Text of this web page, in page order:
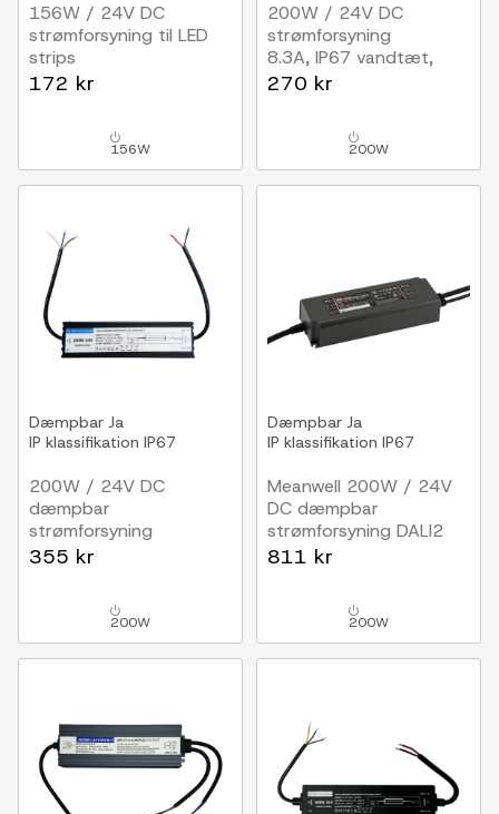
156W / 24V DC
strømforsyning til LED
strips
6.5A, IP44 vådrum
172 kr
156W
200W / 24V DC
strømforsyning
8.3A, IP67 vandtæt,
Flicker free
270 kr
200W
Dæmpbar Ja
IP klassifikation IP67
200W / 24V DC
dæmpbar
strømforsyning
8.33A, IP67, Triac
355 kr
200W
Dæmpbar Ja
IP klassifikation IP67
Meanwell 200W / 24V
DC dæmpbar
strømforsyning DALI2
8.33A, IP67, DALI
811 kr
200W